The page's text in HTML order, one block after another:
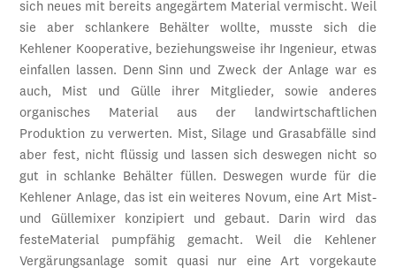
sich neues mit bereits angegärtem Material vermischt. Weil
sie aber schlankere Behälter wollte, musste sich die
Kehlener Kooperative, beziehungsweise ihr Ingenieur, etwas
einfallen lassen. Denn Sinn und Zweck der Anlage war es
auch, Mist und Gülle ihrer Mitglieder, sowie anderes
organisches Material aus der landwirtschaftlichen
Produktion zu verwerten. Mist, Silage und Grasabfälle sind
aber fest, nicht flüssig und lassen sich deswegen nicht so
gut in schlanke Behälter füllen. Deswegen wurde für die
Kehlener Anlage, das ist ein weiteres Novum, eine Art Mist-
und Güllemixer konzipiert und gebaut. Darin wird das
festeMaterial pumpfähig gemacht. Weil die Kehlener
Vergärungsanlage somit quasi nur eine Art vorgekaute